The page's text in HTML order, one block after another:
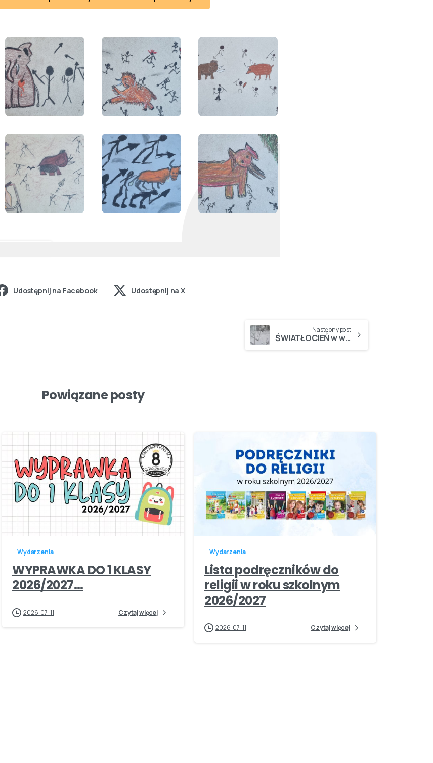
Udostępnij na Facebook Udostępnij na X
Następny post
ŚWIATŁOCIEŃ w wykonaniu SZÓSTOKLASISTÓW…
Powiązane posty
-
Wydarzenia
WYPRAWKA DO 1 KLASY
2026/2027…
2026-07-11 Czytaj więcej
-
Wydarzenia
Lista podręczników do
religii w roku szkolnym
2026/2027
2026-07-11 Czytaj więcej